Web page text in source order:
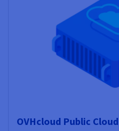
OVHcloud Public Cloud